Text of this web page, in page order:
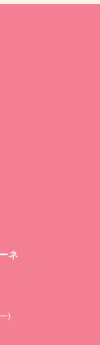
ネ
)